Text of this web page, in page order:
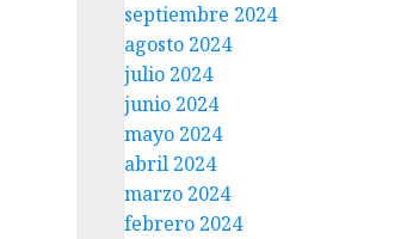
septiembre 2024
agosto 2024
julio 2024
junio 2024
mayo 2024
abril 2024
marzo 2024
febrero 2024